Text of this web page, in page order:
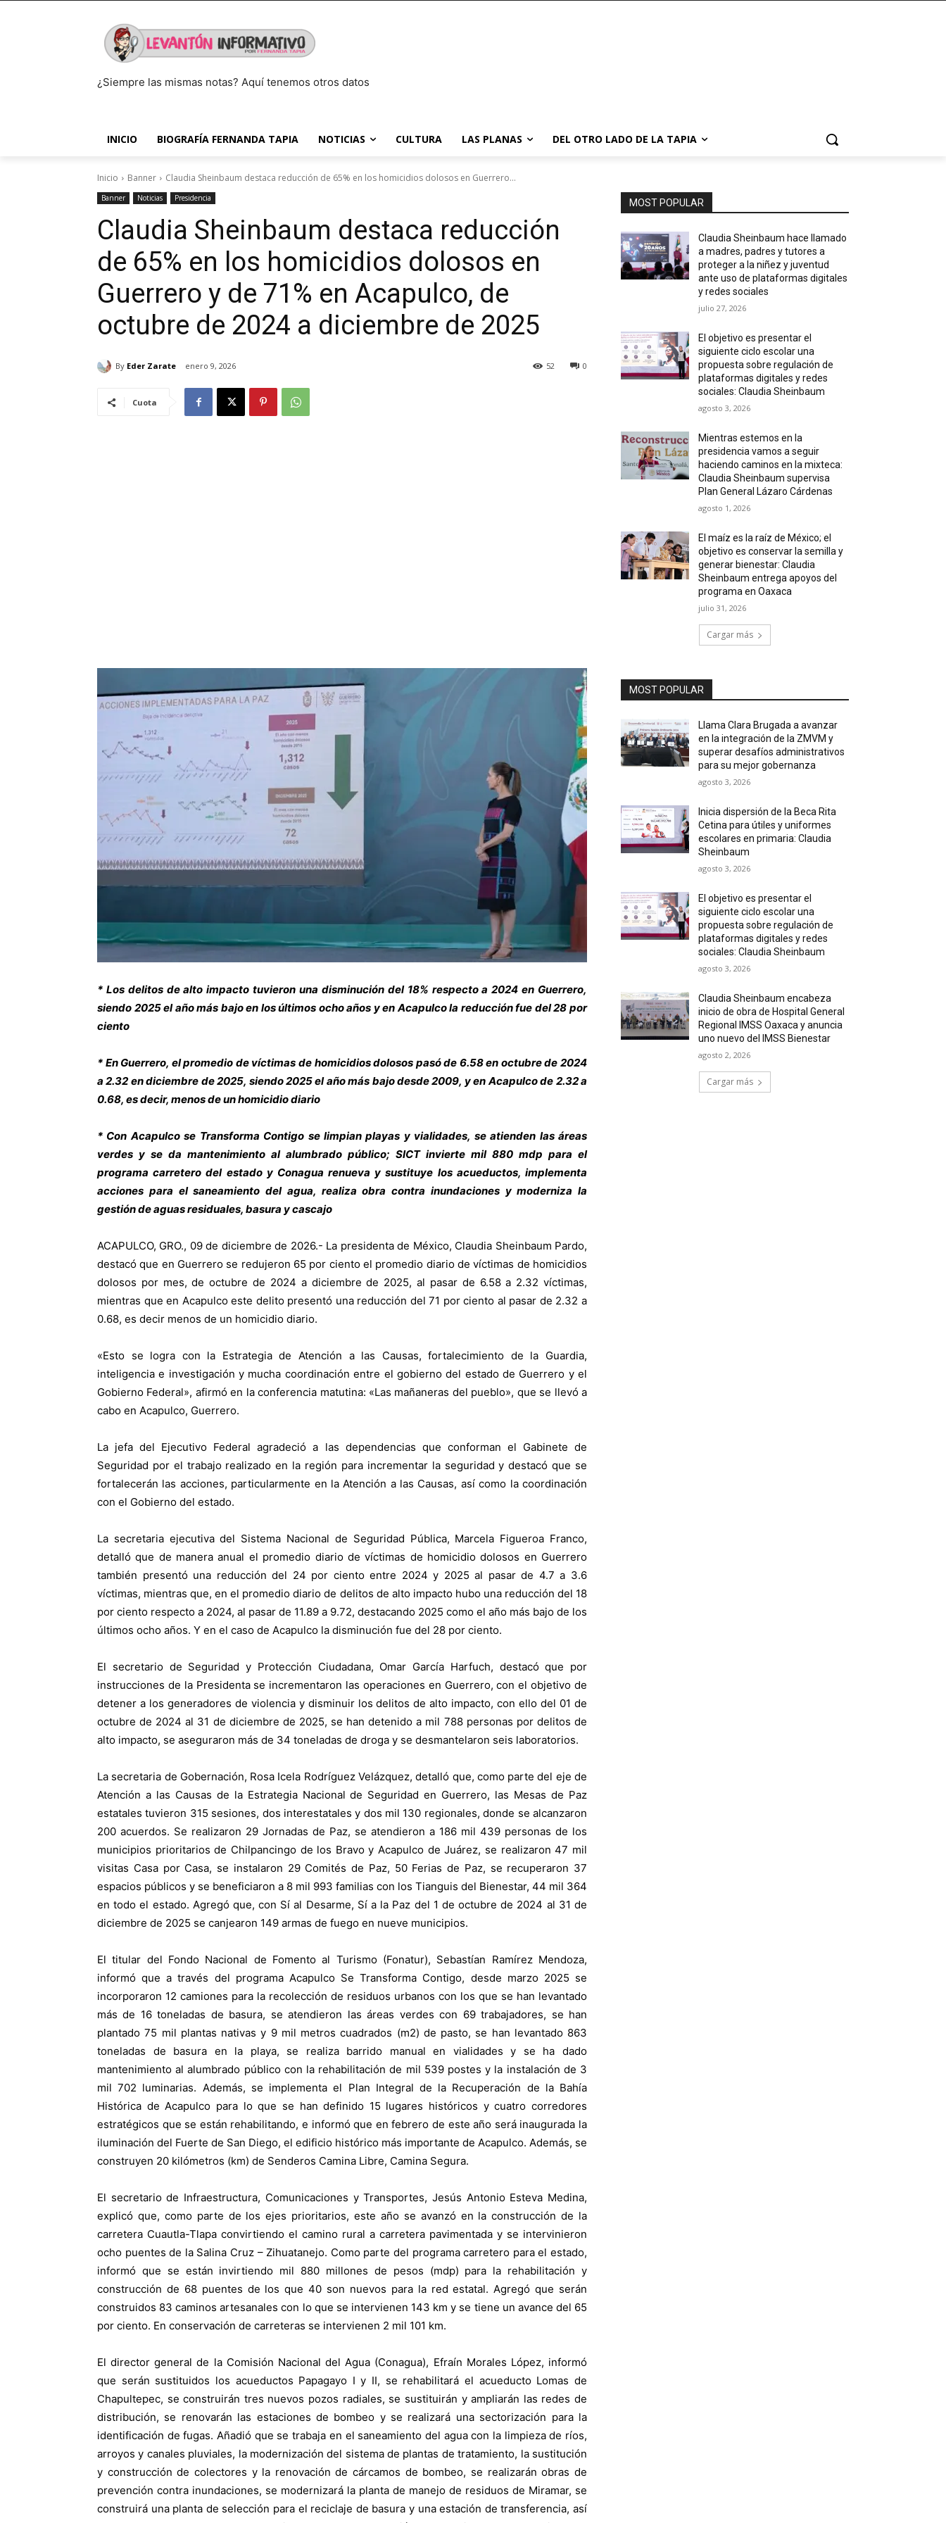
¿Siempre las mismas notas? Aquí tenemos otros datos
INICIO BIOGRAFÍA FERNANDA TAPIA NOTICIAS CULTURA LAS PLANAS DEL OTRO LADO DE LA TAPIA
Inicio Banner Claudia Sheinbaum destaca reducción de 65% en los homicidios dolosos en Guerrero...
Banner Noticias Presidencia
Claudia Sheinbaum destaca reducción
de 65% en los homicidios dolosos en
Guerrero y de 71% en Acapulco, de
octubre de 2024 a diciembre de 2025
By Eder Zarate enero 9, 2026 0
52
Cuota
* Los delitos de alto impacto tuvieron una disminución del 18% respecto a 2024 en Guerrero,
siendo 2025 el año más bajo en los últimos ocho años y en Acapulco la reducción fue del 28 por
ciento
* En Guerrero, el promedio de víctimas de homicidios dolosos pasó de 6.58 en octubre de 2024
a 2.32 en diciembre de 2025, siendo 2025 el año más bajo desde 2009, y en Acapulco de 2.32 a
0.68, es decir, menos de un homicidio diario
* Con Acapulco se Transforma Contigo se limpian playas y vialidades, se atienden las áreas
verdes y se da mantenimiento al alumbrado público; SICT invierte mil 880 mdp para el
programa carretero del estado y Conagua renueva y sustituye los acueductos, implementa
acciones para el saneamiento del agua, realiza obra contra inundaciones y moderniza la
gestión de aguas residuales, basura y cascajo
ACAPULCO, GRO., 09 de diciembre de 2026.- La presidenta de México, Claudia Sheinbaum Pardo,
destacó que en Guerrero se redujeron 65 por ciento el promedio diario de víctimas de homicidios
dolosos por mes, de octubre de 2024 a diciembre de 2025, al pasar de 6.58 a 2.32 víctimas,
mientras que en Acapulco este delito presentó una reducción del 71 por ciento al pasar de 2.32 a
0.68, es decir menos de un homicidio diario.
«Esto se logra con la Estrategia de Atención a las Causas, fortalecimiento de la Guardia,
inteligencia e investigación y mucha coordinación entre el gobierno del estado de Guerrero y el
Gobierno Federal», afirmó en la conferencia matutina: «Las mañaneras del pueblo», que se llevó a
cabo en Acapulco, Guerrero.
La jefa del Ejecutivo Federal agradeció a las dependencias que conforman el Gabinete de
Seguridad por el trabajo realizado en la región para incrementar la seguridad y destacó que se
fortalecerán las acciones, particularmente en la Atención a las Causas, así como la coordinación
con el Gobierno del estado.
La secretaria ejecutiva del Sistema Nacional de Seguridad Pública, Marcela Figueroa Franco,
detalló que de manera anual el promedio diario de víctimas de homicidio dolosos en Guerrero
también presentó una reducción del 24 por ciento entre 2024 y 2025 al pasar de 4.7 a 3.6
víctimas, mientras que, en el promedio diario de delitos de alto impacto hubo una reducción del 18
por ciento respecto a 2024, al pasar de 11.89 a 9.72, destacando 2025 como el año más bajo de los
últimos ocho años. Y en el caso de Acapulco la disminución fue del 28 por ciento.
El secretario de Seguridad y Protección Ciudadana, Omar García Harfuch, destacó que por
instrucciones de la Presidenta se incrementaron las operaciones en Guerrero, con el objetivo de
detener a los generadores de violencia y disminuir los delitos de alto impacto, con ello del 01 de
octubre de 2024 al 31 de diciembre de 2025, se han detenido a mil 788 personas por delitos de
alto impacto, se aseguraron más de 34 toneladas de droga y se desmantelaron seis laboratorios.
La secretaria de Gobernación, Rosa Icela Rodríguez Velázquez, detalló que, como parte del eje de
Atención a las Causas de la Estrategia Nacional de Seguridad en Guerrero, las Mesas de Paz
estatales tuvieron 315 sesiones, dos interestatales y dos mil 130 regionales, donde se alcanzaron
200 acuerdos. Se realizaron 29 Jornadas de Paz, se atendieron a 186 mil 439 personas de los
municipios prioritarios de Chilpancingo de los Bravo y Acapulco de Juárez, se realizaron 47 mil
visitas Casa por Casa, se instalaron 29 Comités de Paz, 50 Ferias de Paz, se recuperaron 37
espacios públicos y se beneficiaron a 8 mil 993 familias con los Tianguis del Bienestar, 44 mil 364
en todo el estado. Agregó que, con Sí al Desarme, Sí a la Paz del 1 de octubre de 2024 al 31 de
diciembre de 2025 se canjearon 149 armas de fuego en nueve municipios.
El titular del Fondo Nacional de Fomento al Turismo (Fonatur), Sebastían Ramírez Mendoza,
informó que a través del programa Acapulco Se Transforma Contigo, desde marzo 2025 se
incorporaron 12 camiones para la recolección de residuos urbanos con los que se han levantado
más de 16 toneladas de basura, se atendieron las áreas verdes con 69 trabajadores, se han
plantado 75 mil plantas nativas y 9 mil metros cuadrados (m2) de pasto, se han levantado 863
toneladas de basura en la playa, se realiza barrido manual en vialidades y se ha dado
mantenimiento al alumbrado público con la rehabilitación de mil 539 postes y la instalación de 3
mil 702 luminarias. Además, se implementa el Plan Integral de la Recuperación de la Bahía
Histórica de Acapulco para lo que se han definido 15 lugares históricos y cuatro corredores
estratégicos que se están rehabilitando, e informó que en febrero de este año será inaugurada la
iluminación del Fuerte de San Diego, el edificio histórico más importante de Acapulco. Además, se
construyen 20 kilómetros (km) de Senderos Camina Libre, Camina Segura.
El secretario de Infraestructura, Comunicaciones y Transportes, Jesús Antonio Esteva Medina,
explicó que, como parte de los ejes prioritarios, este año se avanzó en la construcción de la
carretera Cuautla-Tlapa convirtiendo el camino rural a carretera pavimentada y se intervinieron
ocho puentes de la Salina Cruz – Zihuatanejo. Como parte del programa carretero para el estado,
informó que se están invirtiendo mil 880 millones de pesos (mdp) para la rehabilitación y
construcción de 68 puentes de los que 40 son nuevos para la red estatal. Agregó que serán
construidos 83 caminos artesanales con lo que se intervienen 143 km y se tiene un avance del 65
por ciento. En conservación de carreteras se intervienen 2 mil 101 km.
El director general de la Comisión Nacional del Agua (Conagua), Efraín Morales López, informó
que serán sustituidos los acueductos Papagayo I y II, se rehabilitará el acueducto Lomas de
Chapultepec, se construirán tres nuevos pozos radiales, se sustituirán y ampliarán las redes de
distribución, se renovarán las estaciones de bombeo y se realizará una sectorización para la
identificación de fugas. Añadió que se trabaja en el saneamiento del agua con la limpieza de ríos,
arroyos y canales pluviales, la modernización del sistema de plantas de tratamiento, la sustitución
y construcción de colectores y la renovación de cárcamos de bombeo, se realizarán obras de
prevención contra inundaciones, se modernizará la planta de manejo de residuos de Miramar, se
construirá una planta de selección para el reciclaje de basura y una estación de transferencia, así
MOST POPULAR
Claudia Sheinbaum hace llamado
a madres, padres y tutores a
proteger a la niñez y juventud
ante uso de plataformas digitales
y redes sociales
julio 27, 2026
El objetivo es presentar el
siguiente ciclo escolar una
propuesta sobre regulación de
plataformas digitales y redes
sociales: Claudia Sheinbaum
agosto 3, 2026
Mientras estemos en la
presidencia vamos a seguir
haciendo caminos en la mixteca:
Claudia Sheinbaum supervisa
Plan General Lázaro Cárdenas
agosto 1, 2026
El maíz es la raíz de México; el
objetivo es conservar la semilla y
generar bienestar: Claudia
Sheinbaum entrega apoyos del
programa en Oaxaca
julio 31, 2026
Cargar más
MOST POPULAR
Llama Clara Brugada a avanzar
en la integración de la ZMVM y
superar desafíos administrativos
para su mejor gobernanza
agosto 3, 2026
Inicia dispersión de la Beca Rita
Cetina para útiles y uniformes
escolares en primaria: Claudia
Sheinbaum
agosto 3, 2026
El objetivo es presentar el
siguiente ciclo escolar una
propuesta sobre regulación de
plataformas digitales y redes
sociales: Claudia Sheinbaum
agosto 3, 2026
Claudia Sheinbaum encabeza
inicio de obra de Hospital General
Regional IMSS Oaxaca y anuncia
uno nuevo del IMSS Bienestar
agosto 2, 2026
Cargar más